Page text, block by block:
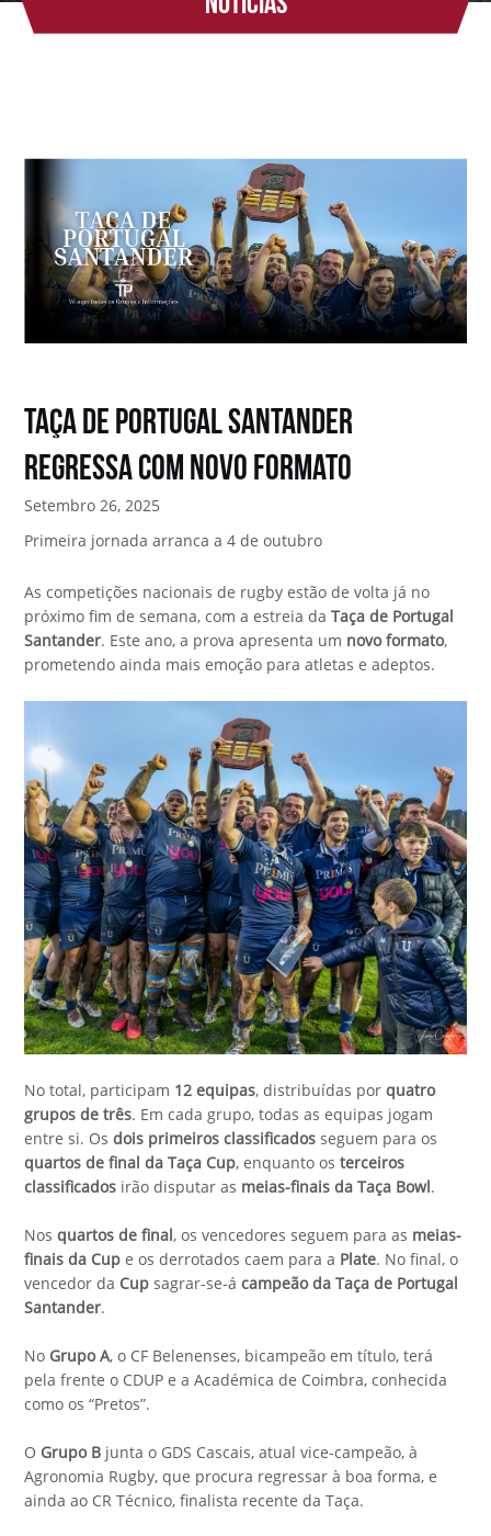
Taça de Portugal Santander
regressa com novo formato
Setembro 26, 2025
Primeira jornada arranca a 4 de outubro
As competições nacionais de rugby estão de volta já no
próximo fim de semana, com a estreia daTaça de Portugal
Santander. Este ano, a prova apresenta um novo formato,
prometendo ainda mais emoção para atletas e adeptos.
No total, participam 12 equipas, distribuídas porquatro
grupos de três. Em cada grupo, todas as equipas jogam
entre si. Osdois primeiros classificados seguem para os
quartos de final da Taça Cup, enquanto osterceiros
classificados irão disputar as meias-finais da Taça Bowl.
Nosquartos de final, os vencedores seguem para as meias-
finais da Cup e os derrotados caem para a Plate. No final, o
vencedor da Cup sagrar-se-ácampeão da Taça de Portugal
Santander.
No Grupo A, o CF Belenenses, bicampeão em título, terá
pela frente o CDUP e a Académica de Coimbra, conhecida
como os “Pretos”.
O Grupo B junta o GDS Cascais, atual vice-campeão, à
Agronomia Rugby, que procura regressar à boa forma, e
ainda ao CR Técnico, finalista recente da Taça.